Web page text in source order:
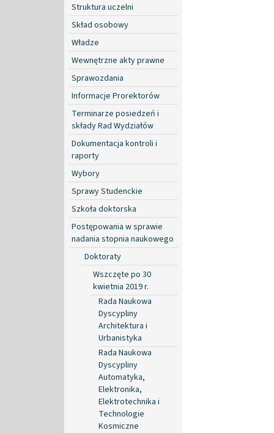
Struktura uczelni
Skład osobowy
Władze
Wewnętrzne akty prawne
Sprawozdania
Informacje Prorektorów
Terminarze posiedzeń i
składy Rad Wydziałów
Dokumentacja kontroli i
raporty
Wybory
Sprawy Studenckie
Szkoła doktorska
Postępowania w sprawie
nadania stopnia naukowego
Doktoraty
Wszczęte po 30
kwietnia 2019 r.
Rada Naukowa
Dyscypliny
Architektura i
Urbanistyka
Rada Naukowa
Dyscypliny
Automatyka,
Elektronika,
Elektrotechnika i
Technologie
Kosmiczne